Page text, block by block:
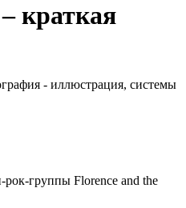
краткая
группы Florence and the